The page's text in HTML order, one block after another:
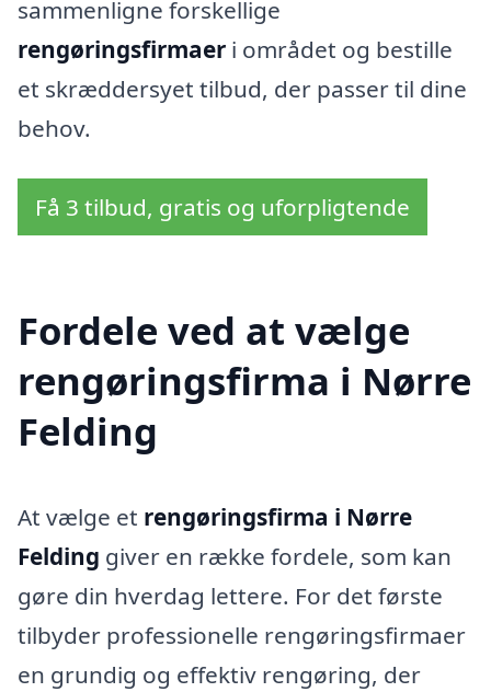
sammenligne forskellige
rengøringsfirmaer i området og bestille
et skræddersyet tilbud, der passer til dine
behov.
Få 3 tilbud, gratis og uforpligtende
Fordele ved at vælge
rengøringsfirma i Nørre
Felding
At vælge et rengøringsfirma i Nørre
Felding giver en række fordele, som kan
gøre din hverdag lettere. For det første
tilbyder professionelle rengøringsfirmaer
en grundig og effektiv rengøring, der